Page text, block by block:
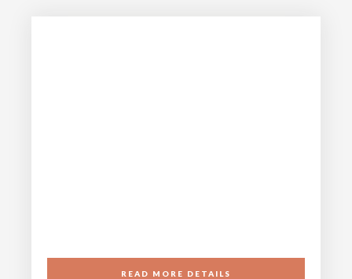
READ MORE DETAILS